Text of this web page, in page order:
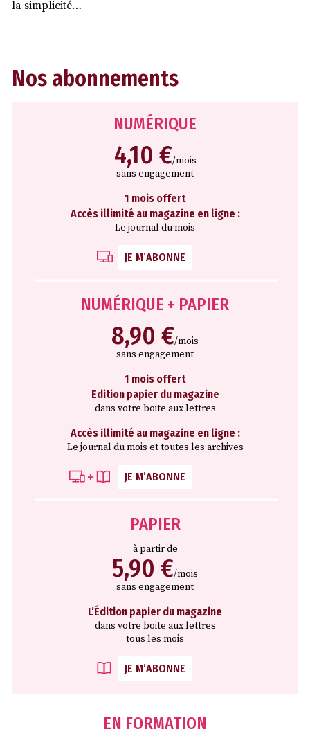
la simplicité…
Nos abonnements
NUMÉRIQUE
4,10 €/mois
sans engagement
1 mois offert
Accès illimité au magazine en ligne :
Le journal du mois
JE M’ABONNE
NUMÉRIQUE + PAPIER
8,90 €/mois
sans engagement
1 mois offert
Edition papier du magazine
dans votre boite aux lettres
Accès illimité au magazine en ligne :
Le journal du mois et toutes les archives
JE M’ABONNE
PAPIER
à partir de
5,90 €/mois
sans engagement
L’Édition papier du magazine
dans votre boite aux lettres
tous les mois
JE M’ABONNE
EN FORMATION